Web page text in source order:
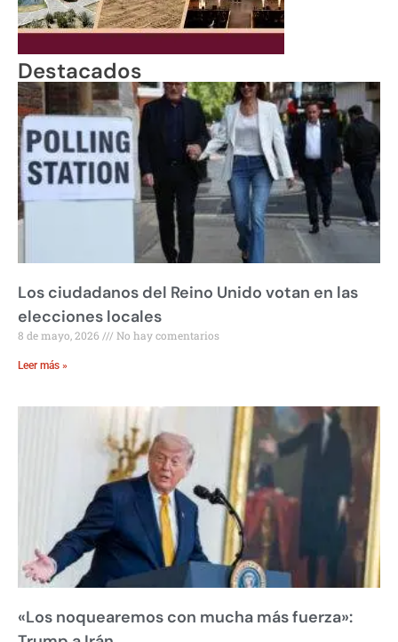
Destacados
Los ciudadanos del Reino Unido votan en las
elecciones locales
8 de mayo, 2026 No hay comentarios
Leer más »
«Los noquearemos con mucha más fuerza»: